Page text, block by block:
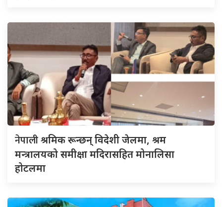
नेपालीश्रमिक रून्छन् विदेशी जेलमा, श्रम
मन्त्रालयको समीक्षा मदिरासहित मोनालिसा
होटलमा